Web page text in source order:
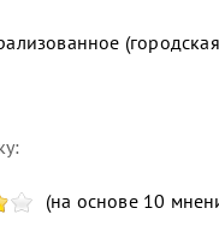
(на основе 10